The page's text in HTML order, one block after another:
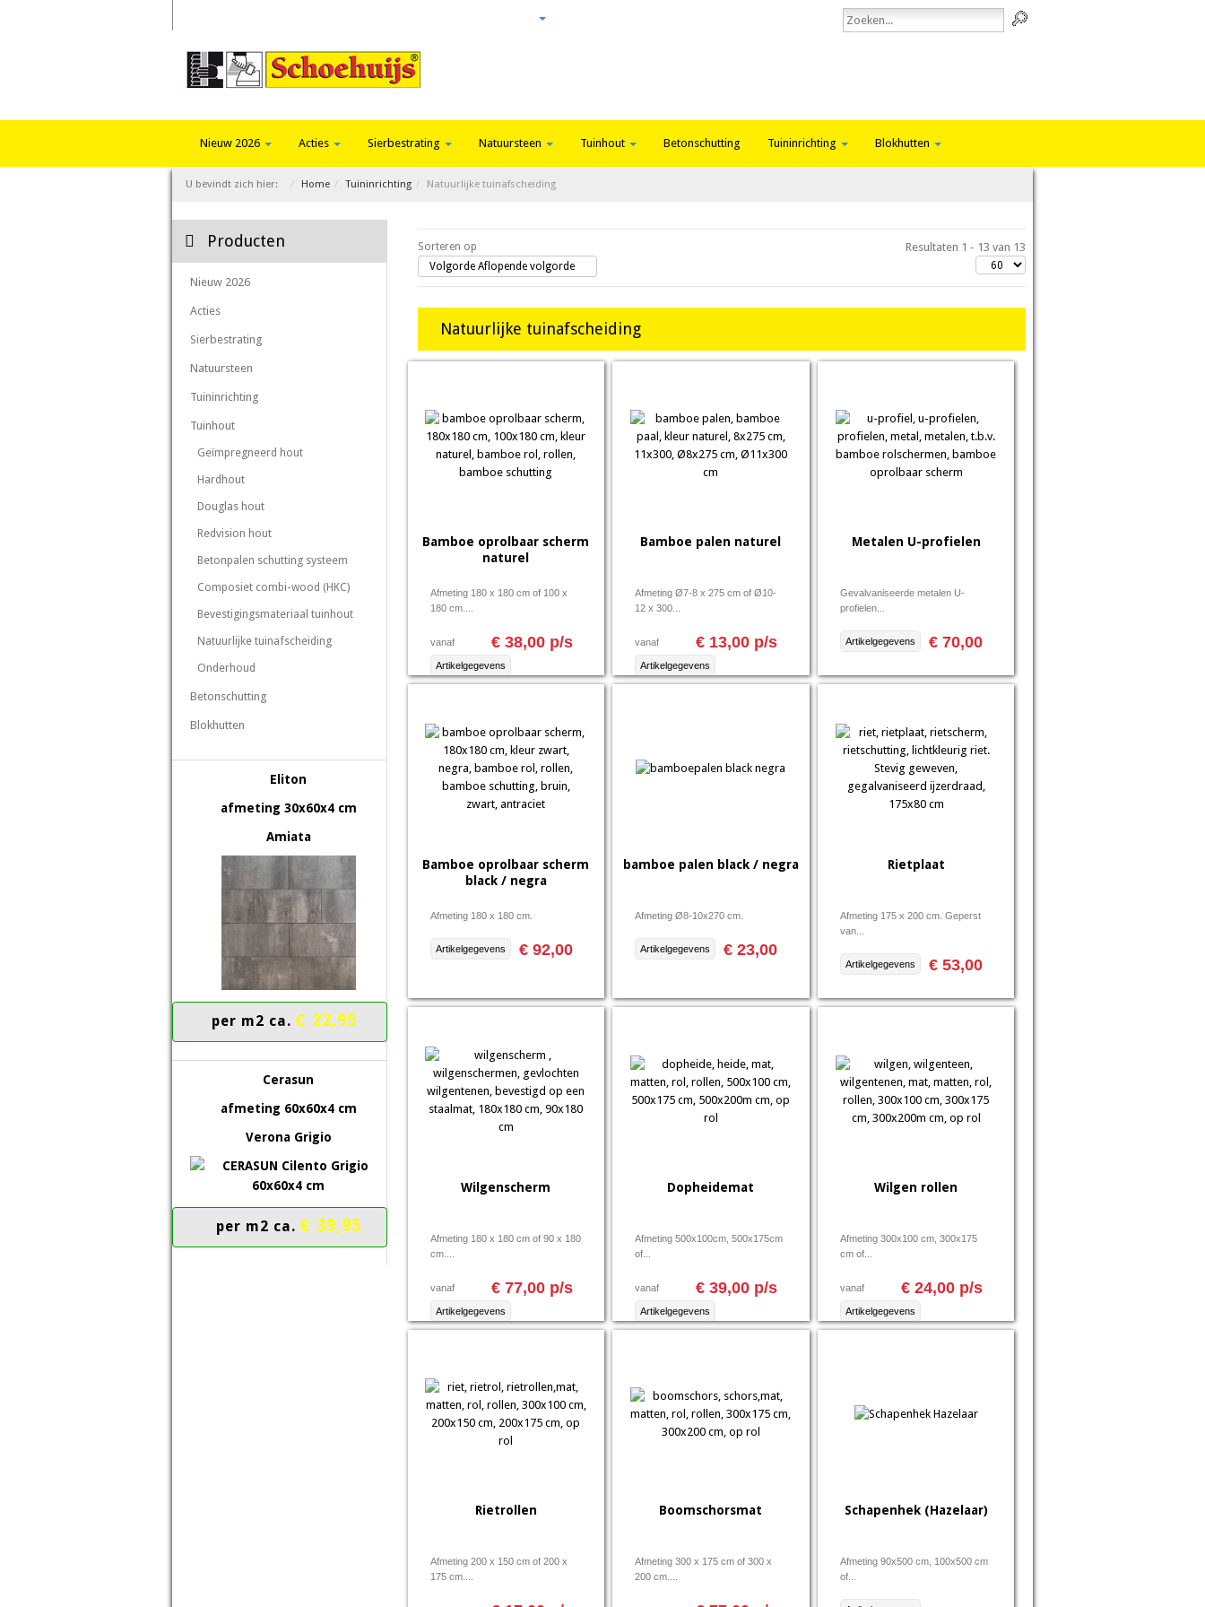
Nieuw 2026 Acties Sierbestrating Natuursteen Tuinhout Betonschutting Tuininrichting Blokhutten
U bevindt zich hier: Home Tuininrichting Natuurlijke tuinafscheiding
Producten
Nieuw 2026
Acties
Sierbestrating
Natuursteen
Tuininrichting
Tuinhout
Geïmpregneerd hout
Hardhout
Douglas hout
Redvision hout
Betonpalen schutting systeem
Composiet combi-wood (HKC)
Bevestigingsmateriaal tuinhout
Natuurlijke tuinafscheiding
Onderhoud
Betonschutting
Blokhutten
Eliton
afmeting 30x60x4 cm
Amiata
per m2 ca. € 22,95
Cerasun
afmeting 60x60x4 cm
Verona Grigio
per m2 ca. € 39,95
Sorteren op
Volgorde Aflopende volgorde
Resultaten 1 - 13 van 13
Natuurlijke tuinafscheiding
Bamboe oprolbaar scherm
naturel
Afmeting 180 x 180 cm of 100 x
180 cm....
vanaf € 38,00 p/s
Artikelgegevens
Bamboe palen naturel
Afmeting Ø7-8 x 275 cm of Ø10-
12 x 300...
vanaf € 13,00 p/s
Artikelgegevens
Metalen U-profielen
Gevalvaniseerde metalen U-
profielen...
€ 70,00
Artikelgegevens
Bamboe oprolbaar scherm
black / negra
Afmeting 180 x 180 cm.
€ 92,00
Artikelgegevens
bamboe palen black / negra
Afmeting Ø8-10x270 cm.
€ 23,00
Artikelgegevens
Rietplaat
Afmeting 175 x 200 cm. Geperst
van...
€ 53,00
Artikelgegevens
Wilgenscherm
Afmeting 180 x 180 cm of 90 x 180
cm....
vanaf € 77,00 p/s
Artikelgegevens
Dopheidemat
Afmeting 500x100cm, 500x175cm
of...
vanaf € 39,00 p/s
Artikelgegevens
Wilgen rollen
Afmeting 300x100 cm, 300x175
cm of...
vanaf € 24,00 p/s
Artikelgegevens
Rietrollen
Afmeting 200 x 150 cm of 200 x
175 cm....
Boomschorsmat
Afmeting 300 x 175 cm of 300 x
200 cm....
Schapenhek (Hazelaar)
Afmeting 90x500 cm, 100x500 cm
of...